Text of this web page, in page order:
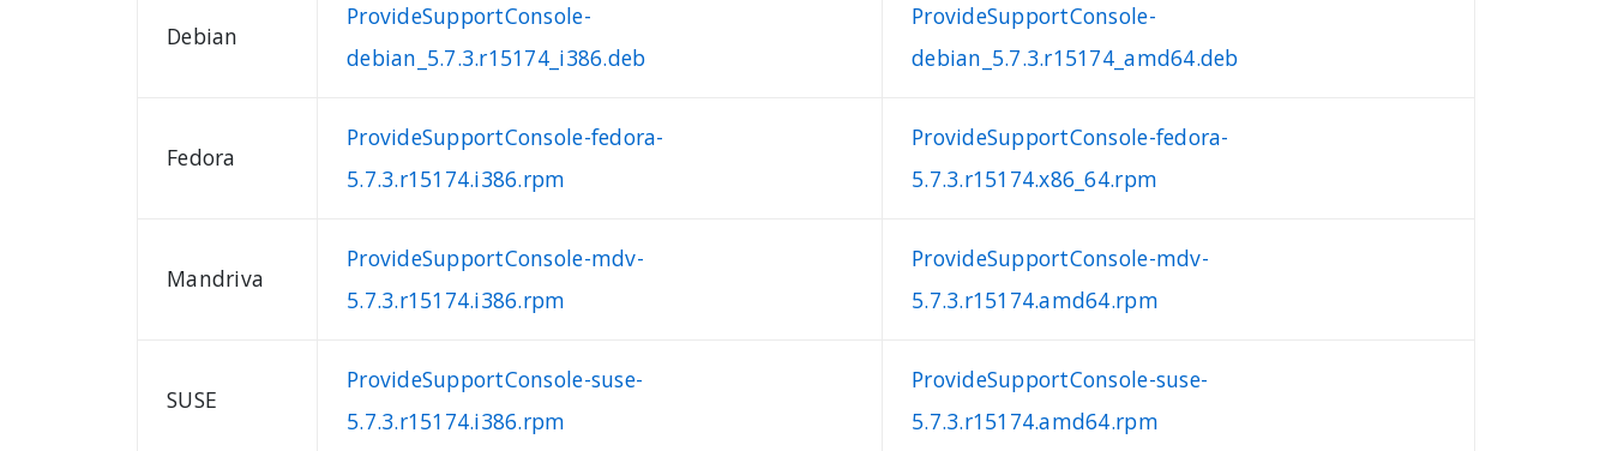
Debian
ProvideSupportConsole-
debian_5.7.3.r15174_i386.deb
ProvideSupportConsole-
debian_5.7.3.r15174_amd64.deb
Fedora
ProvideSupportConsole-fedora-
5.7.3.r15174.i386.rpm
ProvideSupportConsole-fedora-
5.7.3.r15174.x86_64.rpm
Mandriva
ProvideSupportConsole-mdv-
5.7.3.r15174.i386.rpm
ProvideSupportConsole-mdv-
5.7.3.r15174.amd64.rpm
SUSE
ProvideSupportConsole-suse-
5.7.3.r15174.i386.rpm
ProvideSupportConsole-suse-
5.7.3.r15174.amd64.rpm